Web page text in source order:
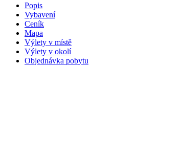
Popis
Vybavení
Ceník
Mapa
Výlety v místě
Výlety v okolí
Objednávka pobytu